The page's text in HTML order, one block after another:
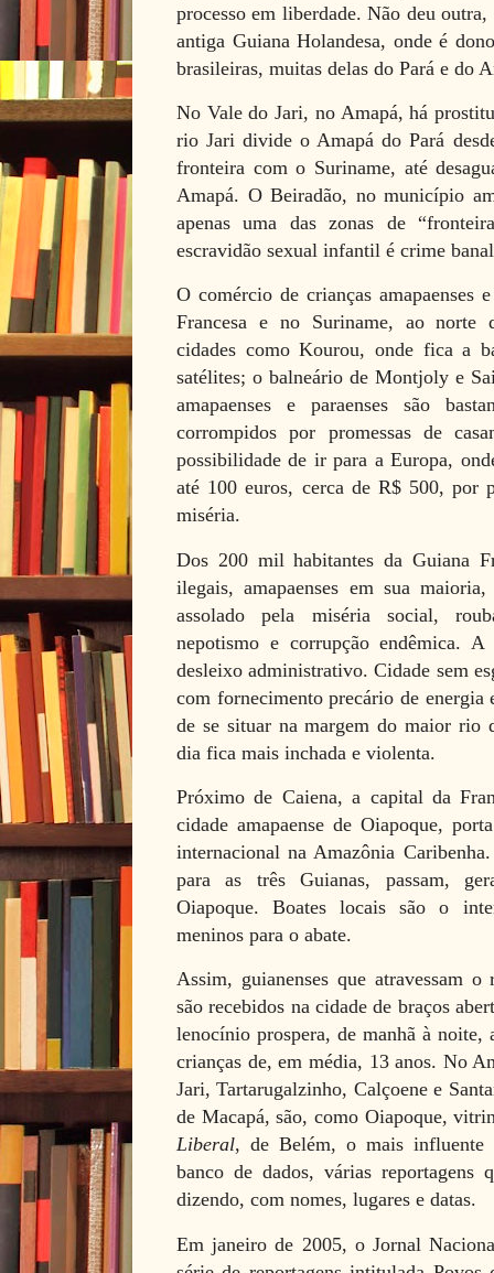
processo em liberdade. Não deu
antiga Guiana Holandesa, onde é
brasileiras, muitas delas do Pará e do
No Vale do Jari, no Amapá, há
rio Jari divide o Amapá do Pará
fronteira com o Suriname, até
Amapá. O Beiradão, no município
apenas uma das zonas de
escravidão sexual infantil é crime
O comércio de crianças amapaenses
Francesa e no Suriname, ao norte
cidades como Kourou, onde fica a
satélites; o balneário de Montjoly e
amapaenses e paraenses são
corrompidos por promessas de
possibilidade de ir para a Europa,
até 100 euros, cerca de R$ 500, por
miséria.
Dos 200 mil habitantes da Guiana
ilegais, amapaenses em sua
assolado pela miséria social,
nepotismo e corrupção endêmica.
desleixo administrativo. Cidade sem
com fornecimento precário de energia
de se situar na margem do maior rio
dia fica mais inchada e violenta.
Próximo de Caiena, a capital da
cidade amapaense de Oiapoque,
internacional na Amazônia
para as três Guianas, passam,
Oiapoque. Boates locais são o
meninos para o abate.
Assim, guianenses que atravessam
são recebidos na cidade de braços
lenocínio prospera, de manhã à noite,
crianças de, em média, 13 anos. No
Jari, Tartarugalzinho, Calçoene e
de Macapá, são, como Oiapoque,
Liberal, de Belém, o mais influente
banco de dados, várias reportagens
dizendo, com nomes, lugares e datas.
Em janeiro de 2005, o Jornal